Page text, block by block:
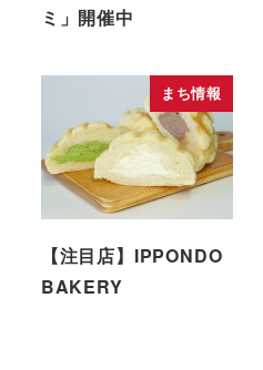
ミ」開催中
まち情報
【注目店】IPPONDO
BAKERY